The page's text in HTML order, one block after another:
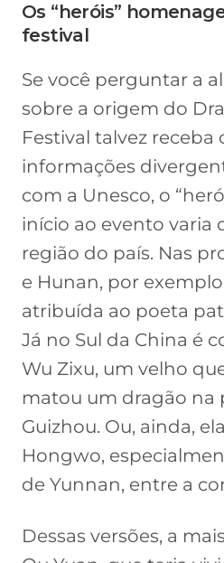
Os “heróis”
festival
Se você perguntar a
sobre a origem do
Festival talvez receba
informações
com a Unesco, o
início ao evento varia
região do país. Nas
e Hunan, por
atribuída ao poeta
Já no Sul da China é
Wu Zixu, um velho
matou um dragão na
Guizhou. Ou, ainda,
Hongwo,
de Yunnan, entre a
Dessas versões, a